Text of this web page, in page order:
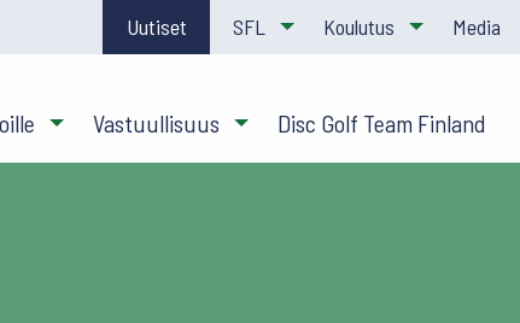
Uutiset SFL Koulutus Media
Vastuullisuus Disc Golf Team Finland